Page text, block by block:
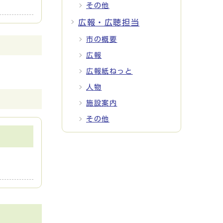
その他
広報・広聴担当
市の概要
広報
広報紙ねっと
人物
施設案内
その他